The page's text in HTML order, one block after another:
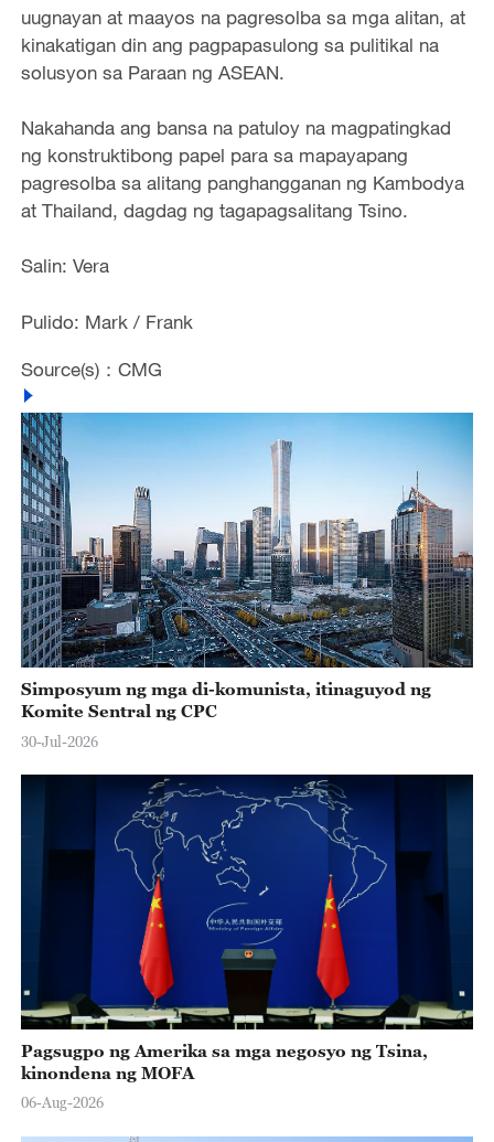
uugnayan at maayos na pagresolba sa mga alitan, at
kinakatigan din ang pagpapasulong sa pulitikal na
solusyon sa Paraan ng ASEAN.
Nakahanda ang bansa na patuloy na magpatingkad
ng konstruktibong papel para sa mapayapang
pagresolba sa alitang panghangganan ng Kambodya
at Thailand, dagdag ng tagapagsalitang Tsino.
Salin: Vera
Pulido: Mark / Frank
Source(s)：CMG
Simposyum ng mga di-komunista, itinaguyod ng
Komite Sentral ng CPC
30-Jul-2026
Pagsugpo ng Amerika sa mga negosyo ng Tsina,
kinondena ng MOFA
06-Aug-2026